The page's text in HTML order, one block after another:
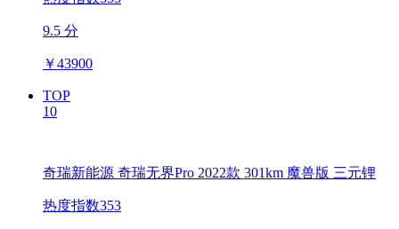
9.5 分
￥43900
TOP
10
奇瑞新能源 奇瑞无界Pro 2022款 301km 魔兽版 三元锂
热度指数353